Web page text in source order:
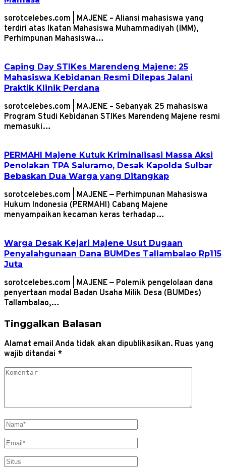
sorotcelebes.com | MAJENE – Aliansi mahasiswa yang
terdiri atas Ikatan Mahasiswa Muhammadiyah (IMM),
Perhimpunan Mahasiswa…
Caping Day STIKes Marendeng Majene: 25
Mahasiswa Kebidanan Resmi Dilepas Jalani
Praktik Klinik Perdana
sorotcelebes.com | MAJENE – Sebanyak 25 mahasiswa
Program Studi Kebidanan STIKes Marendeng Majene resmi
memasuki…
PERMAHI Majene Kutuk Kriminalisasi Massa Aksi
Penolakan TPA Saluramo, Desak Kapolda Sulbar
Bebaskan Dua Warga yang Ditangkap
sorotcelebes.com | MAJENE — Perhimpunan Mahasiswa
Hukum Indonesia (PERMAHI) Cabang Majene
menyampaikan kecaman keras terhadap…
Warga Desak Kejari Majene Usut Dugaan
Penyalahgunaan Dana BUMDes Tallambalao Rp115
Juta
sorotcelebes.com | MAJENE — Polemik pengelolaan dana
penyertaan modal Badan Usaha Milik Desa (BUMDes)
Tallambalao,…
Tinggalkan Balasan
Alamat email Anda tidak akan dipublikasikan. Ruas yang
wajib ditandai *